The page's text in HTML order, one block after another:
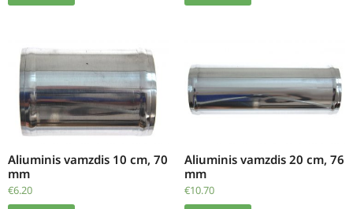
Aliuminis vamzdis 10 cm, 70
mm
€6.20
Aliuminis vamzdis 20 cm, 76
mm
€10.70